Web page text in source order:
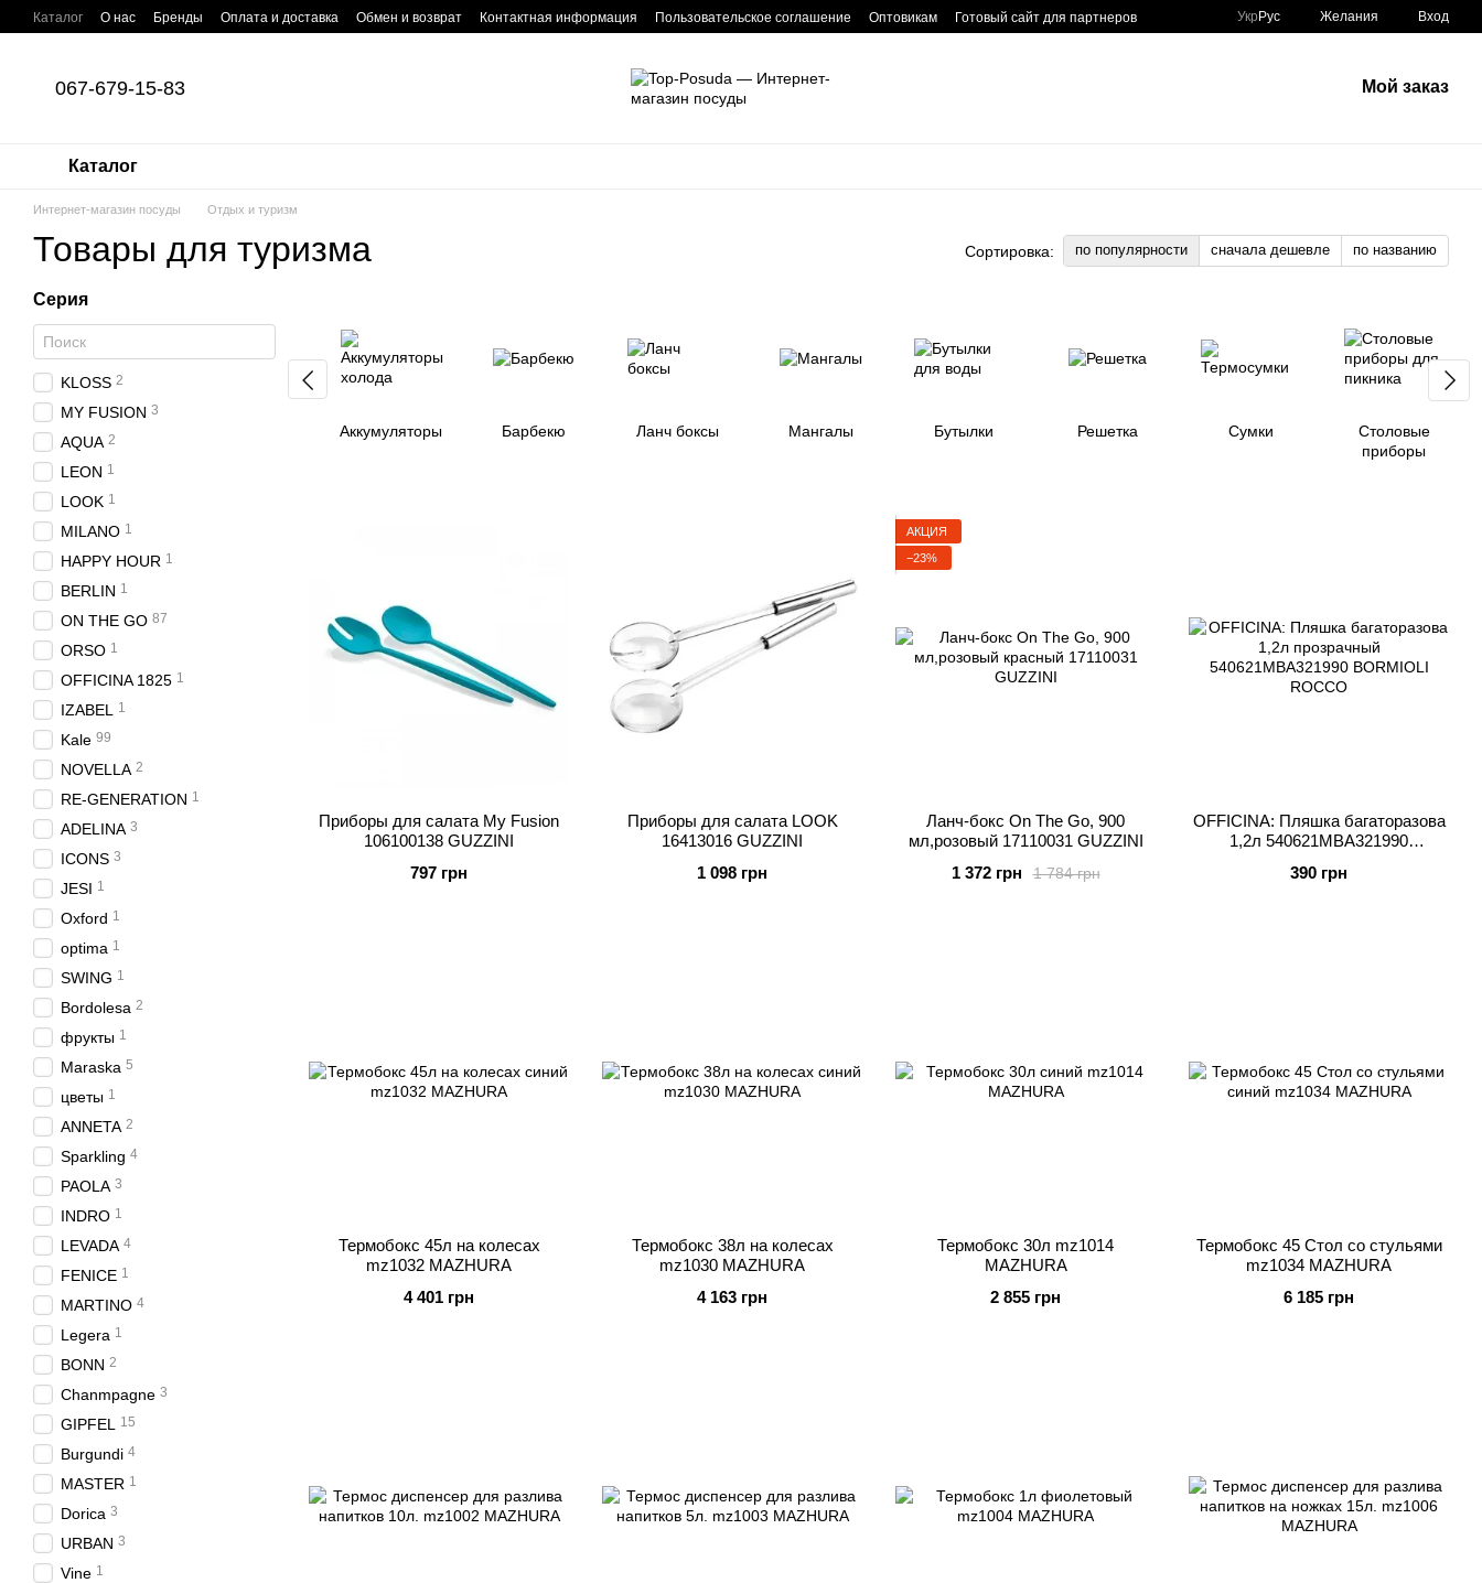
Перейти к основному контенту
Каталог О нас Бренды Оплата и доставка Обмен и возврат Контактная информация Пользовательское соглашение Оптовикам Готовый сайт для партнеров Укр Рус Желания Вход
067-679-15-83 Мой заказ
Каталог
Интернет-магазин посуды Отдых и туризм
Товары для туризма Сортировка: по популярности сначала дешевле по названию
Аккумуляторы Барбекю Ланч боксы Мангалы Бутылки Решетка Сумки
Столовые
приборы
Приборы для салата My Fusion
106100138 GUZZINI
797 грн
Приборы для салата LOOK
16413016 GUZZINI
1 098 грн
АКЦИЯ
−23%
Ланч-бокс On The Go, 900
мл,розовый 17110031 GUZZINI
1 784 грн
1 372 грн
OFFICINA: Пляшка багаторазова
1,2л 540621MBA321990
390 грн
Термобокс 45л на колесах
mz1032 MAZHURA
4 401 грн
Термобокс 38л на колесах
mz1030 MAZHURA
4 163 грн
Термобокс 30л mz1014
MAZHURA
2 855 грн
Термобокс 45 Стол со стульями
mz1034 MAZHURA
6 185 грн
Серия
KLOSS 2
MY FUSION 3
AQUA 2
LEON 1
LOOK 1
MILANO 1
HAPPY HOUR 1
BERLIN 1
ON THE GO 87
ORSO 1
OFFICINA 1825 1
IZABEL 1
Kale 99
NOVELLA 2
RE-GENERATION 1
ADELINA 3
ICONS 3
JESI 1
Oxford 1
optima 1
SWING 1
Bordolesa 2
фрукты 1
Maraska 5
цветы 1
ANNETA 2
Sparkling 4
PAOLA 3
INDRO 1
LEVADA 4
FENICE 1
MARTINO 4
Legera 1
BONN 2
Chanmpagne 3
GIPFEL 15
Burgundi 4
MASTER 1
Dorica 3
URBAN 3
Vine 1